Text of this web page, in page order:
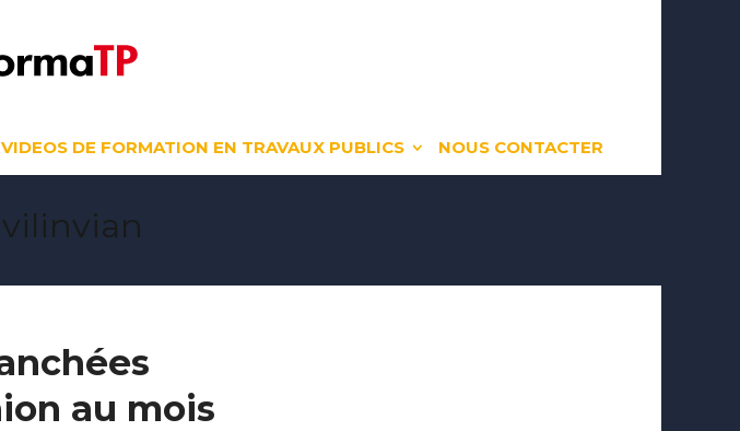
VIDEOS DE FORMATION EN TRAVAUX PUBLICS NOUS CONTACTER
vilinvian
au mois